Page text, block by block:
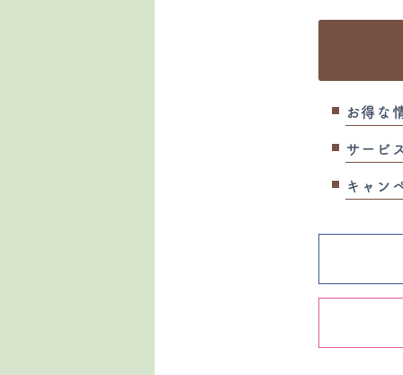
お得な
サービ
キャン